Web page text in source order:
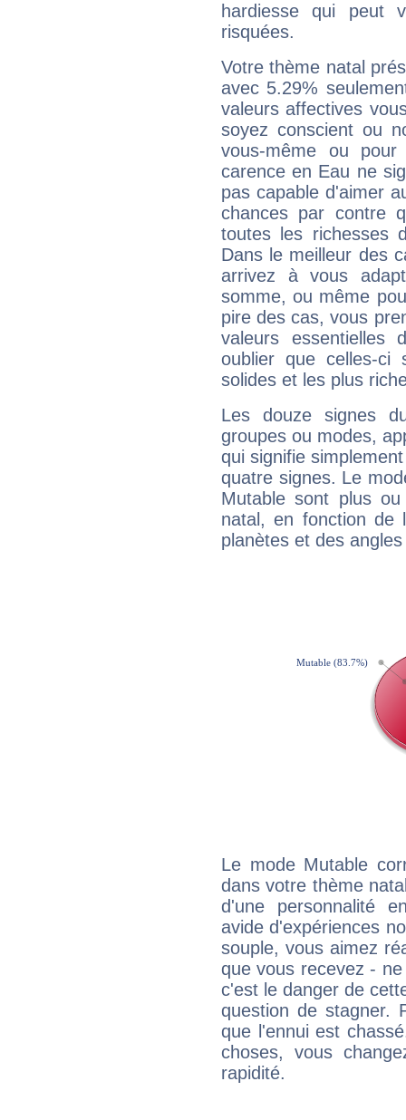
hardiesse qui peut
risquées.
Votre thème natal
avec 5.29%
valeurs affectives
soyez conscient ou
vous-même ou
carence en Eau ne
pas capable d'aimer
chances par contre
toutes les richesses
Dans le meilleur des
arrivez à vous
somme, ou même
pire des cas, vous
valeurs
oublier que celles-
solides et les plus
Les douze signes
groupes ou modes,
qui signifie
quatre signes. Le
Mutable sont plus
natal, en fonction de
planètes et des
Le mode Mutable
dans votre thème
d'une personnalité
avide d'expériences
souple, vous aimez
que vous recevez -
c'est le danger de
question de stagner.
que l'ennui est
choses, vous
rapidité.